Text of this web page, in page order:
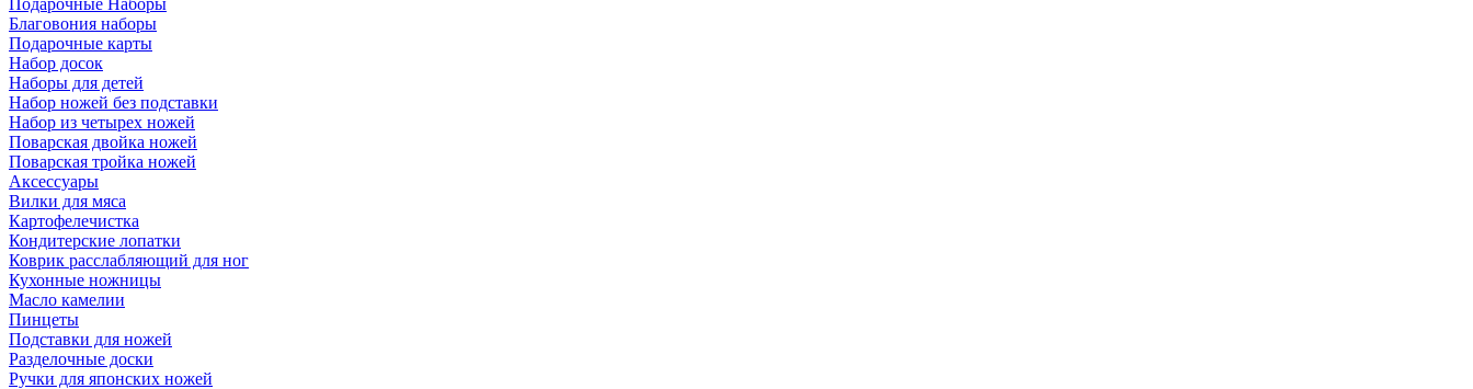
Подарочные Наборы
Благовония наборы
Подарочные карты
Набор досок
Наборы для детей
Набор ножей без подставки
Набор из четырех ножей
Поварская двойка ножей
Поварская тройка ножей
Аксессуары
Вилки для мяса
Картофелечистка
Кондитерские лопатки
Коврик расслабляющий для ног
Кухонные ножницы
Масло камелии
Пинцеты
Подставки для ножей
Разделочные доски
Ручки для японских ножей